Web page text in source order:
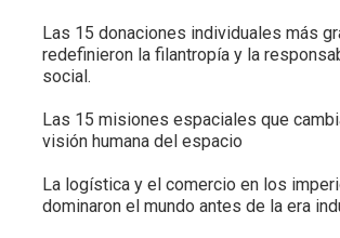
Las 15 donaciones individuales más
redefinieron la filantropía y la
social.
Las 15 misiones espaciales que
visión humana del espacio
La logística y el comercio en los
dominaron el mundo antes de la era